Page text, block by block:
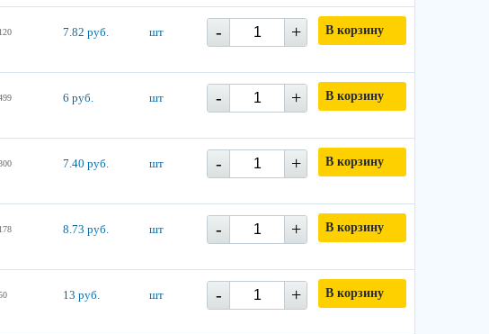
120 7.82 руб. шт - + В корзину
6 руб. шт - + В корзину
7.40 руб. шт - + В корзину
178 8.73 руб. шт - + В корзину
13 руб. шт - + В корзину